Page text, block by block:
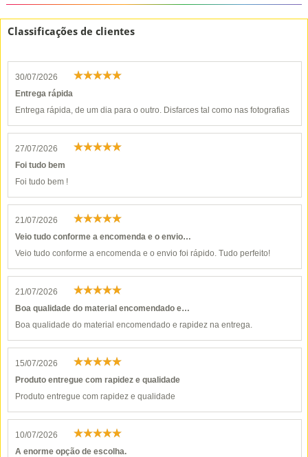
Classificações de clientes
30/07/2026
Entrega rápida
Entrega rápida, de um dia para o outro. Disfarces tal como nas fotografias
27/07/2026
Foi tudo bem
Foi tudo bem !
21/07/2026
Veio tudo conforme a encomenda e o envio…
Veio tudo conforme a encomenda e o envio foi rápido. Tudo perfeito!
21/07/2026
Boa qualidade do material encomendado e…
Boa qualidade do material encomendado e rapidez na entrega.
15/07/2026
Produto entregue com rapidez e qualidade
Produto entregue com rapidez e qualidade
10/07/2026
A enorme opção de escolha.